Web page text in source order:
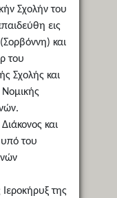
Σχολήν του
εις
και
του
Σχολής και
Νομικής
και
του
της